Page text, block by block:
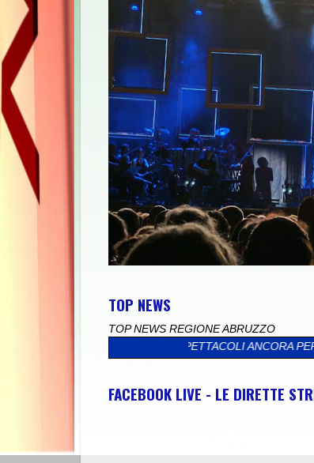
TOP NEWS
TOP NEWS REGIONE ABRUZZO
E SPETTACOLI ANCORA PER TUTTO AGOSTO.” >>
FACEBOOK LIVE - LE DIRETTE